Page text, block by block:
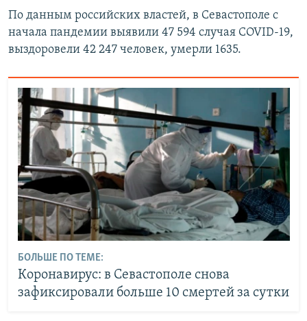
По данным российских властей, в Севастополе с
начала пандемии выявили 47 594 случая COVID-19,
выздоровели 42 247 человек, умерли 1635.
БОЛЬШЕ ПО ТЕМЕ:
Коронавирус: в Севастополе снова
зафиксировали больше 10 смертей за сутки